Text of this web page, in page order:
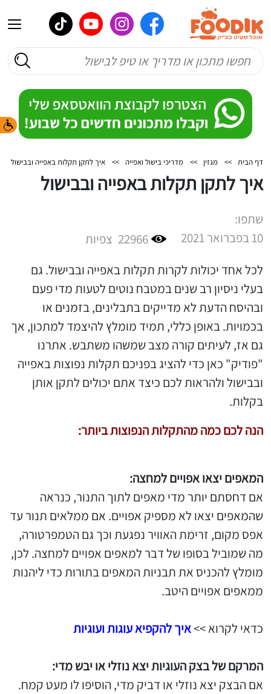
דף הבית >> מגזין >> מדריכי בישול ואפייה >> איך לתקן תקלות באפייה ובבישול
איך לתקן תקלות באפייה ובבישול
שתפו:
10 בפברואר 2021
22966 צפיות
לכל אחד יכולות לקרות תקלות באפייה ובבישול. גם
בעלי ניסיון רב שנים במטבח נוטים לטעות מדי פעם
ובהיסח הדעת לא מדייקים בתבלינים, בזמנים או
בכמויות. באופן כללי, תמיד מומלץ להיצמד למתכון, אך
גם אז, לעיתים קורה מצב שמשהו משתבש. אתרנו
"פודיק" כאן כדי להציג בפניכם תקלות נפוצות באפייה
ובבישול ולהראות לכם כיצד אתם יכולים לתקן אותן
בקלות.
הנה לכם כמה מהתקלות הנפוצות ביותר:
המאפים יצאו אפויים למחצה:
אם דחסתם יותר מדי מאפים לתוך התנור, כנראה
שהמאפים יצאו לא מספיק אפויים. אם ממלאים תנור עד
אפס מקום, זרימת האוויר נפגעת וכך גם הטמפרטורה,
מה שמוביל בסופו של דבר למאפים אפויים למחצה. לכן,
מומלץ להכניס את תבניות המאפים בתורות כדי ליהנות
ממאפים אפויים היטב.
כדאי לקרוא >>איך להקפיא עוגות ועוגיות
המרקם של בצק העוגיות יצא נוזלי או יבש מדי:
אם הבצק יצא נוזלי או דביק מדי, הוסיפו לו מעט קמח.